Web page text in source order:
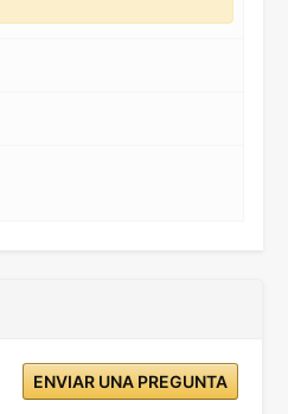
ENVIAR UNA PREGUNTA